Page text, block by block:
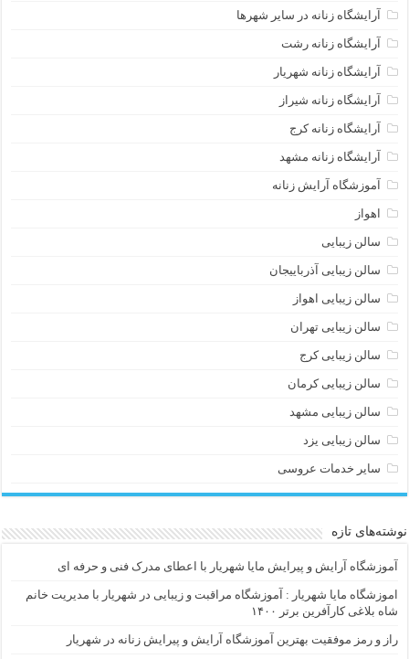
آرایشگاه زنانه در سایر شهرها
آرایشگاه زنانه رشت
آرایشگاه زنانه شهریار
آرایشگاه زنانه شیراز
آرایشگاه زنانه کرج
آرایشگاه زنانه مشهد
آموزشگاه آرایش زنانه
اهواز
سالن زیبایی
سالن زیبایی آذرباییجان
سالن زیبایی اهواز
سالن زیبایی تهران
سالن زیبایی کرج
سالن زیبایی کرمان
سالن زیبایی مشهد
سالن زیبایی یزد
سایر خدمات عروسی
نوشته‌های تازه
آموزشگاه آرایش و پیرایش مایا شهریار با اعطای مدرک فنی و حرفه ای
اموزشگاه مایا شهریار : آموزشگاه مراقبت و زیبایی در شهریار با مدیریت خانم
شاه بلاغی کارآفرین برتر ۱۴۰۰
راز و رمز موفقیت بهترین آموزشگاه آرایش و پیرایش زنانه در شهریار